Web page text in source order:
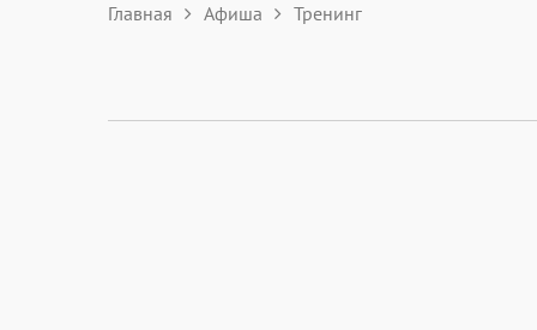
Главная Афиша Тренинг